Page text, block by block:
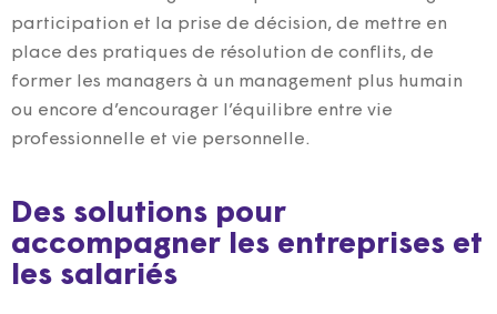
participation et la prise de décision, de mettre en
place des pratiques de résolution de conflits, de
former les managers à un management plus humain
ou encore d’encourager l’équilibre entre vie
professionnelle et vie personnelle.
Des solutions pour
accompagner les entreprises et
les salariés